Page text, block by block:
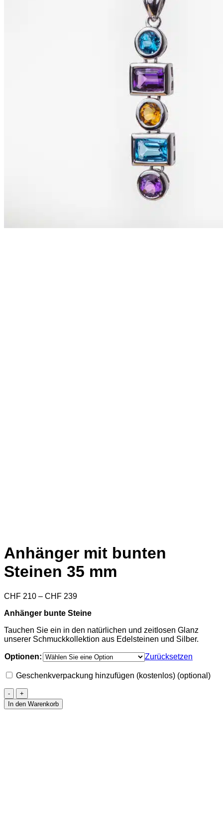
Anhänger mit bunten
Steinen 35 mm
CHF 210 – CHF 239Preisspanne:
bis
Anhänger bunte Steine
Tauchen Sie ein in den natürlichen und zeitlosen Glanz
unserer Schmuckkollektion aus Edelsteinen und Silber.
Optionen: Zurücksetzen
Geschenkverpackung hinzufügen (kostenlos) (optional)
Anhänger
mit
bunten
In den Warenkorb